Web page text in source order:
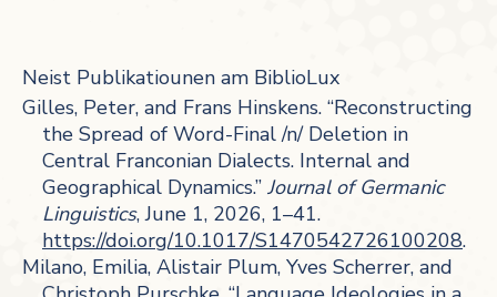
Neist Publikatiounen am BiblioLux
Gilles, Peter, and Frans Hinskens. “Reconstructing
the Spread of Word-Final /n/ Deletion in
Central Franconian Dialects. Internal and
Geographical Dynamics.” Journal of Germanic
Linguistics, June 1, 2026, 1–41.
https://doi.org/10.1017/S1470542726100208.
Milano, Emilia, Alistair Plum, Yves Scherrer, and